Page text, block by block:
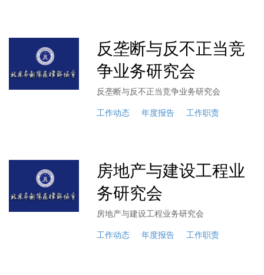
反垄断与反不正当竞
争业务研究会
反垄断与反不正当竞争业务研究会
工作动态 年度报告 工作职责
房地产与建设工程业
务研究会
房地产与建设工程业务研究会
工作动态 年度报告 工作职责